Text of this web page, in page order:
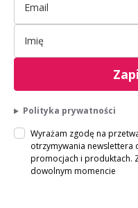
Polityka prywatności
Wyrażam zgodę na
otrzymywania newslettera
promocjach i produktach.
dowolnym momencie